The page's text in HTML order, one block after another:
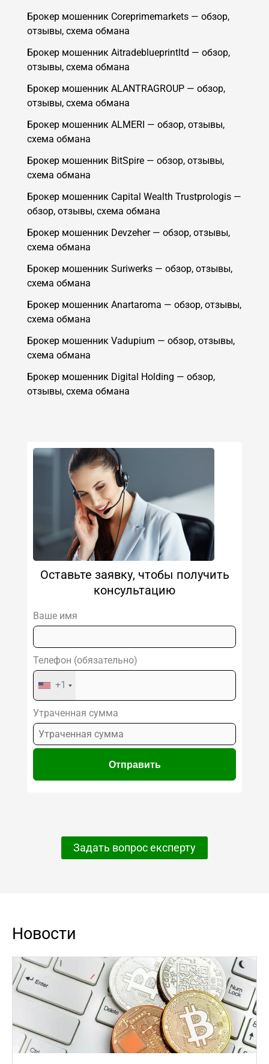
Брокер мошенник Coreprimemarkets — обзор,
отзывы, схема обмана
Брокер мошенник Aitradeblueprintltd — обзор,
отзывы, схема обмана
Брокер мошенник ALANTRAGROUP — обзор,
отзывы, схема обмана
Брокер мошенник ALMERI — обзор, отзывы,
схема обмана
Брокер мошенник BitSpire — обзор, отзывы,
схема обмана
Брокер мошенник Capital Wealth Trustprologis —
обзор, отзывы, схема обмана
Брокер мошенник Devzeher — обзор, отзывы,
схема обмана
Брокер мошенник Suriwerks — обзор, отзывы,
схема обмана
Брокер мошенник Anartaroma — обзор, отзывы,
схема обмана
Брокер мошенник Vadupium — обзор, отзывы,
схема обмана
Брокер мошенник Digital Holding — обзор,
отзывы, схема обмана
Оставьте заявку, чтобы получить
консультацию
Ваше имя
Телефон (обязательно)
+1
Утраченная сумма
Задать вопрос експерту
Новости